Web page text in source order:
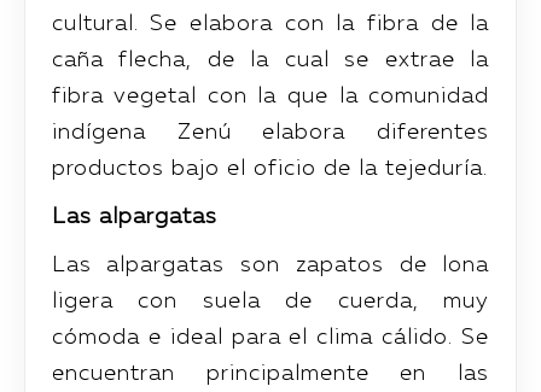
cultural. Se elabora con la fibra de la
caña flecha, de la cual se extrae la
fibra vegetal con la que la comunidad
indígena Zenú elabora diferentes
productos bajo el oficio de la tejeduría.
Las alpargatas
Las alpargatas son zapatos de lona
ligera con suela de cuerda, muy
cómoda e ideal para el clima cálido. Se
encuentran principalmente en las